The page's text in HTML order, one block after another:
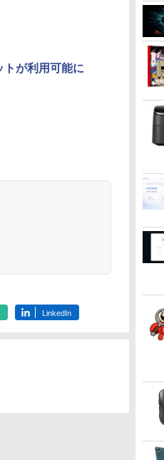
が利用可能に
LinkedIn